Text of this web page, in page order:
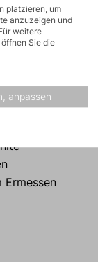
vor
Risiko
der Ware an
Ermessen
platzieren, um
anzuzeigen und
weitere
Sie die
anpassen